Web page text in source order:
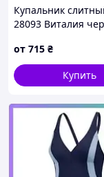
Купальник
28093 Виталия
от 715 ₴
Купить